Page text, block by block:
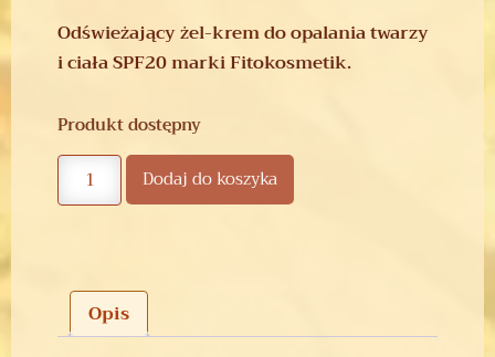
Odświeżający żel-krem do opalania twarzy
i ciała SPF20 marki Fitokosmetik.
Produkt dostępny
Dodaj do koszyka
Opis